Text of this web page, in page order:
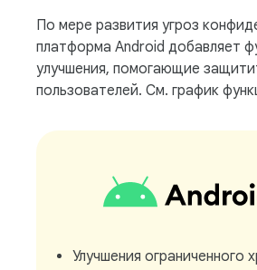
По мере развития угроз
платформа Android добавляет
улучшения, помогающие
пользователей. См. график
Улучшения ограниченного